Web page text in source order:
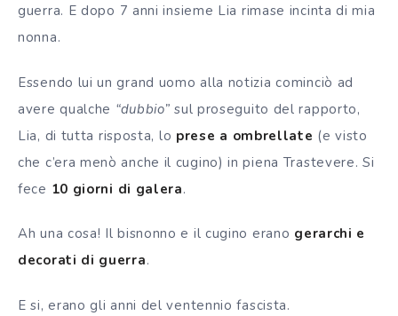
guerra. E dopo 7 anni insieme Lia rimase incinta di mia
nonna.
Essendo lui un grand uomo alla notizia cominciò ad
avere qualche “dubbio” sul proseguito del rapporto,
Lia, di tutta risposta, lo prese a ombrellate (e visto
che c’era menò anche il cugino) in piena Trastevere. Si
fece 10 giorni di galera.
Ah una cosa! Il bisnonno e il cugino erano gerarchi e
decorati di guerra.
E si, erano gli anni del ventennio fascista.